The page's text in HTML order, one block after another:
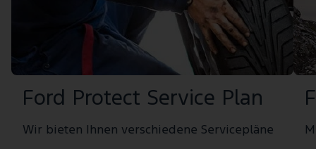
Ford Protect Service Plan
Wir bieten Ihnen verschiedene Servicepläne